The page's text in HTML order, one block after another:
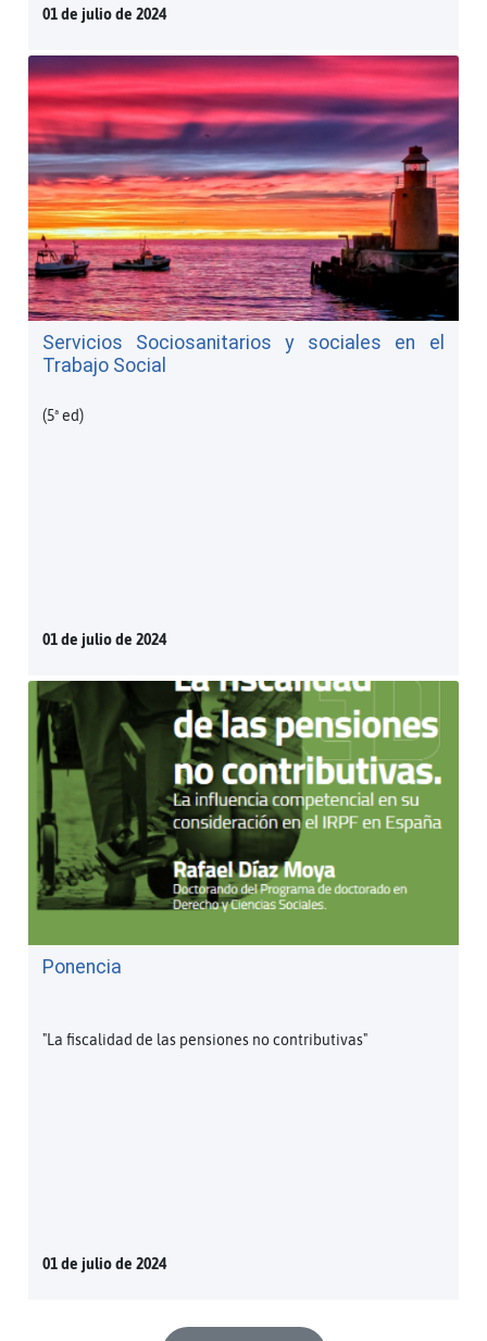
01 de julio de 2024
Servicios Sociosanitarios y sociales en el
Trabajo Social
(5ª ed)
01 de julio de 2024
Ponencia
"La fiscalidad de las pensiones no contributivas"
01 de julio de 2024